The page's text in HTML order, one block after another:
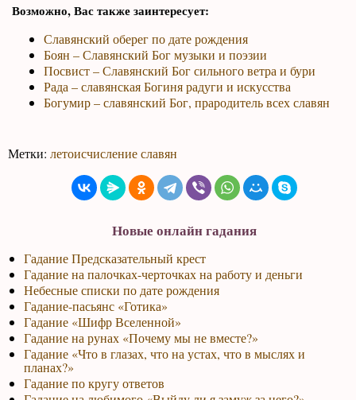
Возможно, Вас также заинтересует:
Славянский оберег по дате рождения
Боян – Славянский Бог музыки и поэзии
Посвист – Славянский Бог сильного ветра и бури
Рада – славянская Богиня радуги и искусства
Богумир – славянский Бог, прародитель всех славян
Метки:летоисчисление славян
Новые онлайн гадания
Гадание Предсказательный крест
Гадание на палочках-черточках на работу и деньги
Небесные списки по дате рождения
Гадание-пасьянс «Готика»
Гадание «Шифр Вселенной»
Гадание на рунах «Почему мы не вместе?»
Гадание «Что в глазах, что на устах, что в мыслях и
планах?»
Гадание по кругу ответов